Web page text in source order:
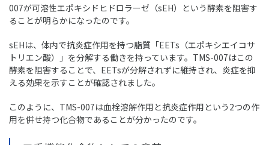
007が可溶性エポキシドヒドロラーゼ（sEH）という酵素を阻害す
ることが明らかになったのです。
sEHは、体内で抗炎症作用を持つ脂質「EETs（エポキシエイコサ
トリエン酸）」を分解する働きを持っています。TMS-007はこの
酵素を阻害することで、EETsが分解されずに維持され、炎症を抑
える効果を示すことが確認されました。
このように、TMS-007は血栓溶解作用と抗炎症作用という2つの作
用を併せ持つ化合物であることが分かったのです。